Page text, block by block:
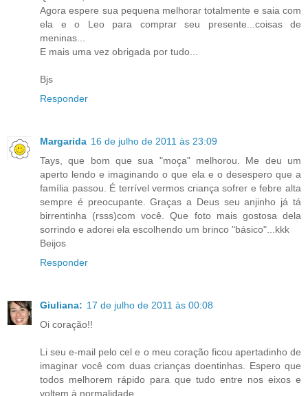
Agora espere sua pequena melhorar totalmente e saia com
ela e o Leo para comprar seu presente...coisas de
meninas...
E mais uma vez obrigada por tudo...
Bjs
Responder
Margarida 16 de julho de 2011 às 23:09
Tays, que bom que sua "moça" melhorou. Me deu um
aperto lendo e imaginando o que ela e o desespero que a
família passou. É terrível vermos criança sofrer e febre alta
sempre é preocupante. Graças a Deus seu anjinho já tá
birrentinha (rsss)com você. Que foto mais gostosa dela
sorrindo e adorei ela escolhendo um brinco "básico"...kkk
Beijos
Responder
Giuliana: 17 de julho de 2011 às 00:08
Oi coração!!
Li seu e-mail pelo cel e o meu coração ficou apertadinho de
imaginar você com duas crianças doentinhas. Espero que
todos melhorem rápido para que tudo entre nos eixos e
voltem à normalidade.